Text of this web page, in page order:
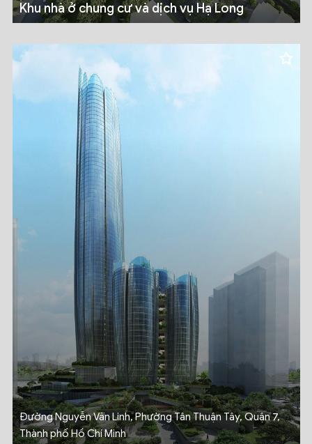
Khu nhà ở chung cư và dịch vụ Hạ Long
Đường Nguyễn Văn Linh, Phường Tân Thuận Tây, Quận 7,
Thành phố Hồ Chí Minh